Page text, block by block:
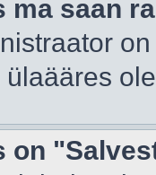
ma saan
ülaääres
on